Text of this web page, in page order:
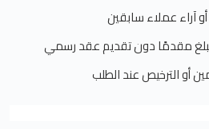
آراء عملاء سابقين
مقدمًا دون تقديم عقد رسمي
أو الترخيص عند الطلب